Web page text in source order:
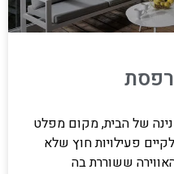
של הבית, מקום מפלט
פעילויות חוץ שלא
ששוררת בה